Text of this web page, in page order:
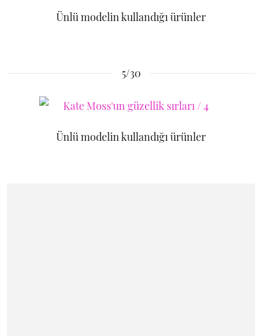
Ünlü modelin kullandığı ürünler
5/30
Ünlü modelin kullandığı ürünler